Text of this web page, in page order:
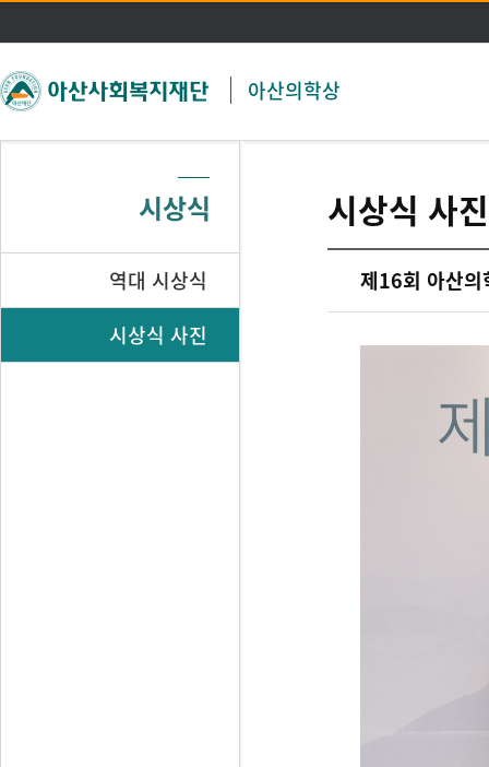
주메뉴 바로가기
본문 바로가기
아산의학상
시상식
역대 시상식
시상식 사진
시상식 사진
제16회 아산의